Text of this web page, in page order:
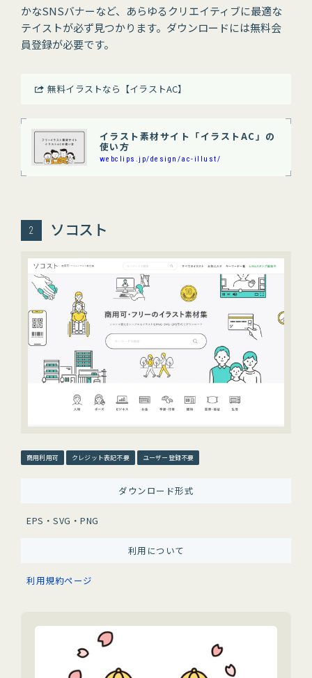
かなSNSバナーなど、あらゆるクリエイティブに最適な
テイストが必ず見つかります。ダウンロードには無料会
員登録が必要です。
無料イラストなら【イラストAC】
イラスト素材サイト「イラストAC」の
使い方
webclips.jp/design/ac-illust/
ソコスト
商用利用可 クレジット表記不要 ユーザー登録不要
ダウンロード形式
EPS・SVG・PNG
利用について
利用規約ページ